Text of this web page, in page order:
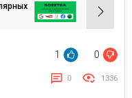
1 0
0 1336